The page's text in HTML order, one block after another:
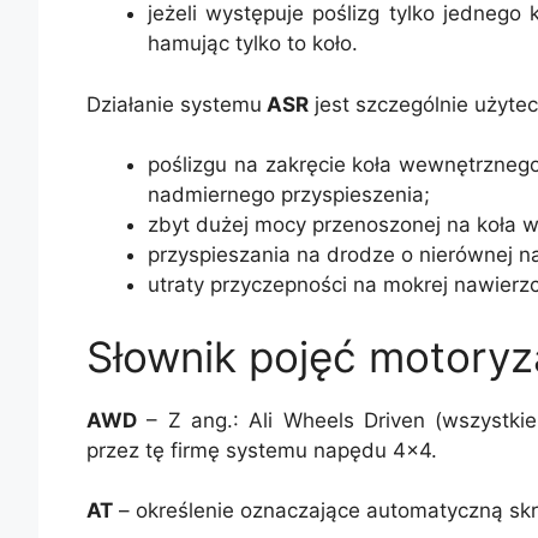
jeżeli występuje poślizg tylko jednego
hamując tylko to koło.
Działanie systemu ASR jest szczególnie
poślizgu na zakręcie koła
nadmiernego przyspieszenia;
zbyt dużej mocy przenoszonej na koła
przyspieszania na drodze o nierównej
utraty przyczepności na mokrej
Słownik pojęć
AWD – Z ang.: Ali Wheels Driven
przez tę firmę systemu napędu 4×4.
AT – określenie oznaczające automatyczną